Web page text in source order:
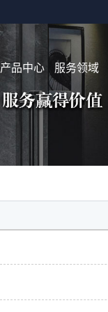
产品中心 服务领域